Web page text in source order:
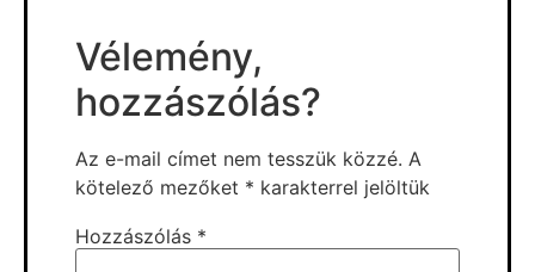
Vélemény,
hozzászólás?
Az e-mail címet nem tesszük közzé. A
kötelező mezőket * karakterrel jelöltük
Hozzászólás *